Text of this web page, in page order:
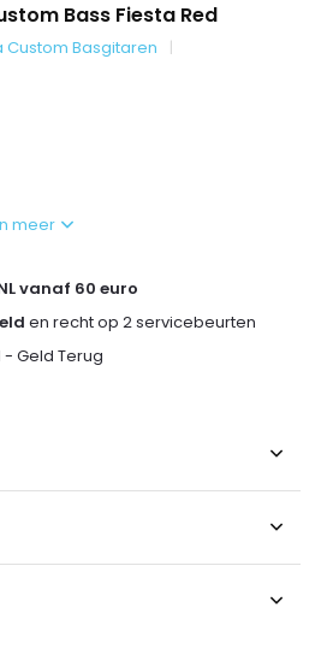
Bass Fiesta Red
Custom Basgitaren
meer
vanaf 60 euro
en recht op 2 servicebeurten
- Geld Terug